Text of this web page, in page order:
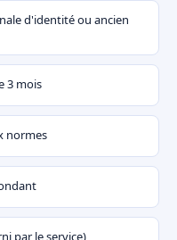
d'identité ou ancien
3 mois
normes
par le service)